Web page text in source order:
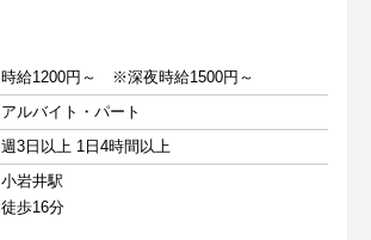
時給1200円～ ※深夜時給1500円～
アルバイト・パート
週3日以上 1日4時間以上
小岩井駅
徒歩16分